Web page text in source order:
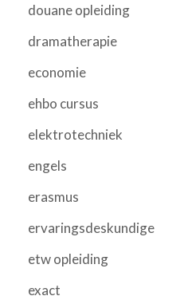
douane opleiding
dramatherapie
economie
ehbo cursus
elektrotechniek
engels
erasmus
ervaringsdeskundige
etw opleiding
exact